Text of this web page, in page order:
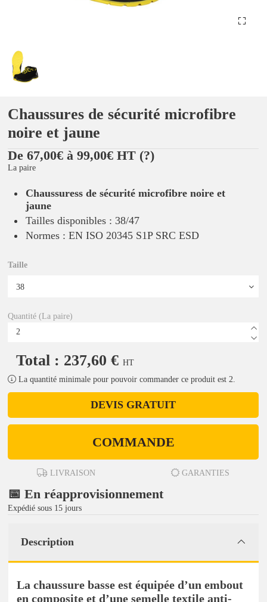
Chaussures de sécurité microfibre
noire et jaune
De 67,00€ à 99,00€ HT (?)
La paire
Chaussuress de sécurité microfibre noire et
jaune
Tailles disponibles : 38/47
Normes : EN ISO 20345 S1P SRC ESD
Taille
Quantité (La paire)
Total : 237,60 € HT
La quantité minimale pour pouvoir commander ce produit est 2.
DEVIS GRATUIT
COMMANDE
LIVRAISON GARANTIES
📅 En réapprovisionnement
Expédié sous 15 jours
Description
La chaussure basse est équipée d’un embout
en composite et d’une semelle textile anti-